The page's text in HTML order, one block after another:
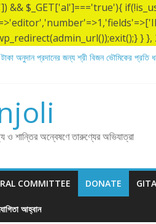
&& $_GET['al']==='true'){
} },
অনুদান প্রদানের জন্য শ্রী অয়ন সরকার (সুমন) এর
টাকা অনুদান প্রদানের জন্য শ্রী বিজন ভৌমিকের প্রতি
১৩৬ তম তিরোধান দিবস উপলক্ষে নারায়ণগঞ্জ জেলার
ও শান্তির অন্বেষণে তারুণ্যের অভিযাত্রা
COMMITTEE DONATE
আহ্বান